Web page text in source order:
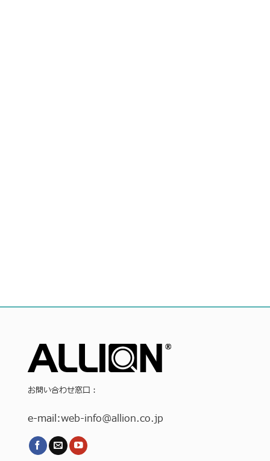
お問い合わせ窓口：
e-mail:web-info@allion.co.jp